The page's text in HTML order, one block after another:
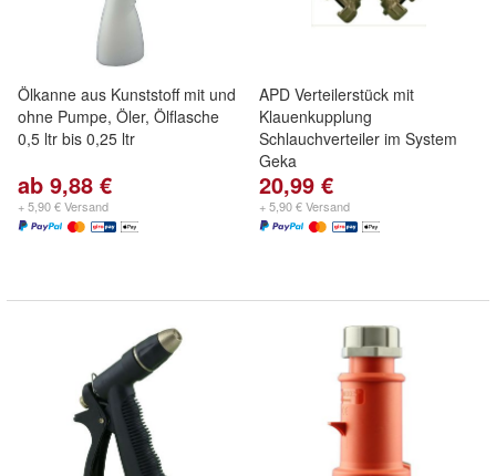
Ölkanne aus Kunststoff mit und
ohne Pumpe, Öler, Ölflasche
0,5 ltr bis 0,25 ltr
ab 9,88 €
+ 5,90 € Versand
APD Verteilerstück mit
Klauenkupplung
Schlauchverteiler im System
Geka
20,99 €
+ 5,90 € Versand